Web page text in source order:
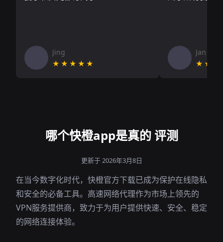
Jing
★★★★★
Jan V
哪个快橙app是真的 评测
更新于 2026年3月8日
在当今数字化时代，快橙官方下载已成为保护在线隐私
和安全的必备工具。高速网络代理作为市场上领先的
VPN服务提供商，致力于为用户提供快速、安全、稳定
的网络连接体验。